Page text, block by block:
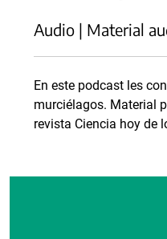
Audio | Material
En este podcast les
murciélagos. Material
revista Ciencia hoy de